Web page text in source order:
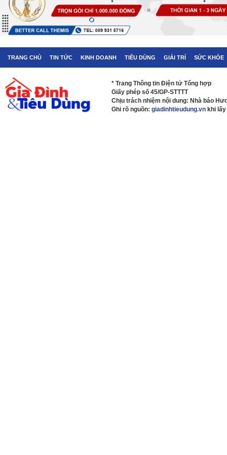
TRANG CHỦ TIN TỨC KINH DOANH TIÊU DÙNG GIẢI TRÍ SỨC KHỎE
* Trang Thông tin Điện tử Tổng hợp
Giấy phép số 45/GP-STTTT
Chịu trách nhiệm nội dung: Nhà báo
Ghi rõ nguồn: giadinhtieudung.vn khi